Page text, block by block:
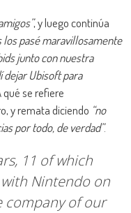
, y luego continúa
los pasé maravillosamente
junto con nuestra
dejar Ubisoft para
qué se refiere
y remata diciendo “no
por todo, de verdad”.
11 of which
Nintendo on
company of our